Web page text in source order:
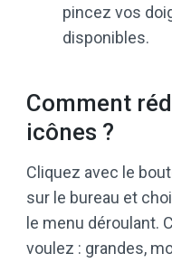
pincez vos
disponibles.
Comment
icônes ?
Cliquez avec le
sur le bureau et
le menu déroulant.
voulez : grandes,